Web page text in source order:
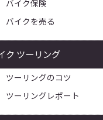
バイク保険
バイクを売る
ク ツーリング
ツーリングのコツ
ツーリングレポート